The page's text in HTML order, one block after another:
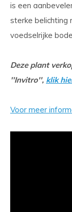
is een
sterke belichting
voedselrijke
Deze plant
''Invitro'', klik
Voor meer